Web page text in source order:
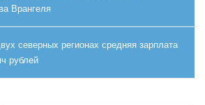
Врангеля
северных регионах средняя зарплата
рублей